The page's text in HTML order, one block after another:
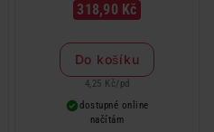
318,90 Kč
Do košíku
4,25 Kč/ pd
dostupné online
načítám